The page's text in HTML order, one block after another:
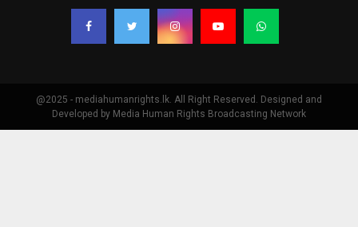
@2025 - mediahumanrights.lk. All Right Reserved. Designed and
Developed by Media Human Rights Broadcasting Network